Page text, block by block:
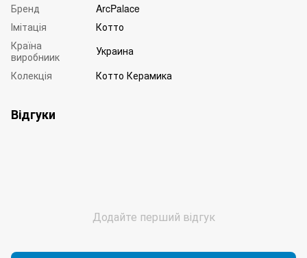
Бренд
ArcPalace
Імітація
Котто
Країна
виробниик
Украина
Колекція
Котто Керамика
Відгуки
Додайте перший відгук